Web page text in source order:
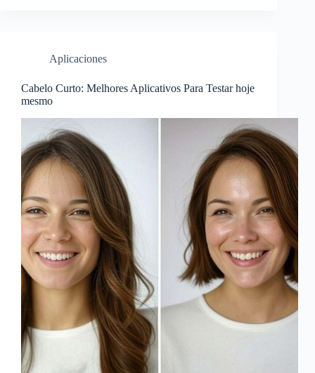
Aplicaciones
Cabelo Curto: Melhores Aplicativos Para Testar hoje
mesmo